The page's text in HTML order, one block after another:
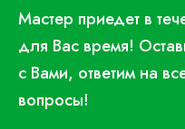
Мастер приедет в
для Вас время!
с Вами, ответим на
вопросы!